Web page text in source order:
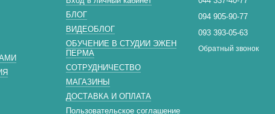
БЛОГ
ВИДЕОБЛОГ
ОБУЧЕНИЕ В СТУДИИ ЭЖЕН
ПЕРМА
СОТРУДНИЧЕСТВО
МАГАЗИНЫ
ДОСТАВКА И ОПЛАТА
Пользовательское соглашение
094 905-90-77
093 393-05-63
Обратный звонок